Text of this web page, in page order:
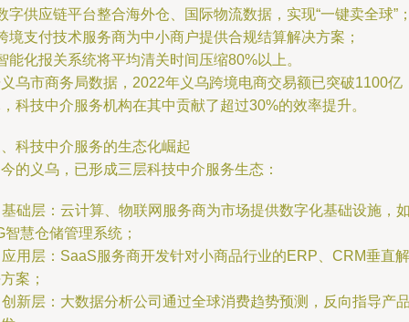
字供应链平台整合海外仓、国际物流数据，实现“一键卖全球”
境支付技术服务商为中小商户提供合规结算解决方案；
能化报关系统将平均清关时间压缩80%以上。
乌市商务局数据，2022年义乌跨境电商交易额已突破1100亿
科技中介服务机构在其中贡献了超过30%的效率提升。
科技中介服务的生态化崛起
的义乌，已形成三层科技中介服务生态：
础层：云计算、物联网服务商为市场提供数字化基础设施，
智慧仓储管理系统；
应用层：SaaS服务商开发针对小商品行业的ERP、CRM垂直解
案；
新层：大数据分析公司通过全球消费趋势预测，反向指导产